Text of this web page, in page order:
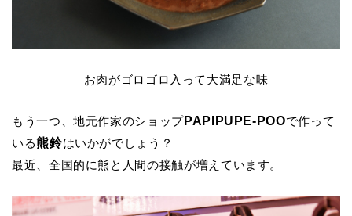
お肉がゴロゴロ入って大満足な味
もう一つ、地元作家のショップPAPIPUPE-POOで作って
いる熊鈴はいかがでしょう？
最近、全国的に熊と人間の接触が増えています。